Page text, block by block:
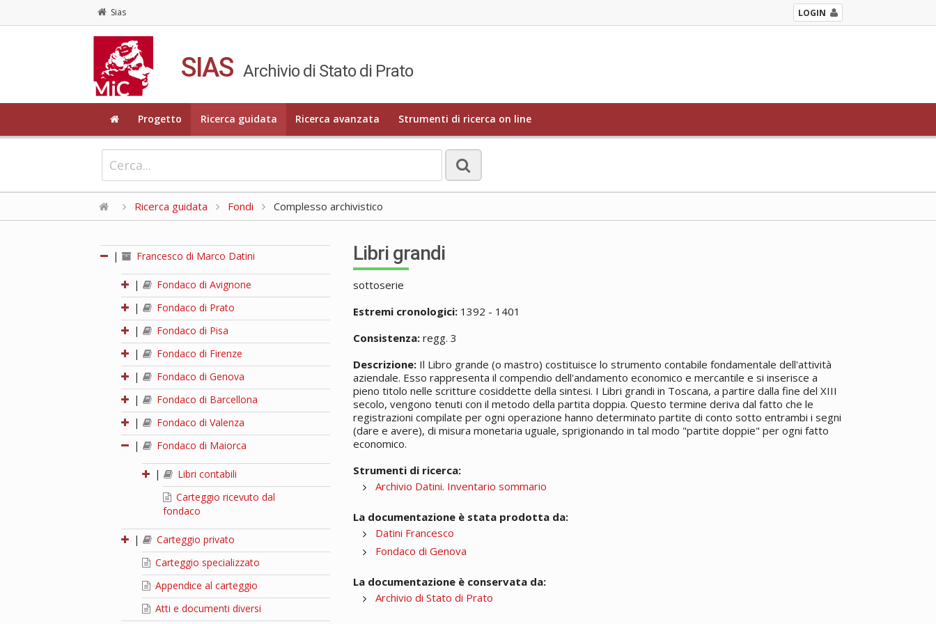
Sias LOGIN
SIAS Archivio di Stato di Prato
Progetto Ricerca guidata Ricerca avanzata Strumenti di ricerca on line
Ricerca guidata Fondi Complesso archivistico
| Francesco di Marco Datini
|
Fondaco di Avignone
|
Fondaco di Prato
|
Fondaco di Pisa
|
Fondaco di Firenze
|
Fondaco di Genova
|
Fondaco di Barcellona
|
Fondaco di Valenza
|
Fondaco di Maiorca
|
Libri contabili
Carteggio ricevuto dal
fondaco
|
Carteggio privato
Carteggio specializzato
Appendice al carteggio
Atti e documenti diversi
Libri grandi
sottoserie
Estremi cronologici: 1392 - 1401
Consistenza: regg. 3
Descrizione: Il Libro grande (o mastro) costituisce lo strumento contabile fondamentale dell'attività
aziendale. Esso rappresenta il compendio dell'andamento economico e mercantile e si inserisce a
pieno titolo nelle scritture cosiddette della sintesi. I Libri grandi in Toscana, a partire dalla fine del XIII
secolo, vengono tenuti con il metodo della partita doppia. Questo termine deriva dal fatto che le
registrazioni compilate per ogni operazione hanno determinato partite di conto sotto entrambi i segni
(dare e avere), di misura monetaria uguale, sprigionando in tal modo "partite doppie" per ogni fatto
economico.
Strumenti di ricerca:
Archivio Datini. Inventario sommario
La documentazione è stata prodotta da:
Datini Francesco
Fondaco di Genova
La documentazione è conservata da:
Archivio di Stato di Prato